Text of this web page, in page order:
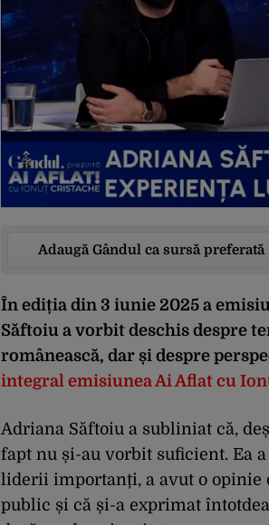
Adaugă Gândul ca sursă preferată
În ediția din 3 iunie 2025 a
Săftoiu a vorbit deschis despre
românească, dar și despre
integral emisiunea Ai Aflat cu
Adriana Săftoiu a subliniat că,
fapt nu și-au vorbit suficient. Ea
liderii importanți, a avut o opinie
public și că și-a exprimat